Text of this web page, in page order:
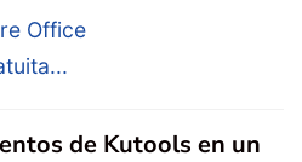
Office
de Kutools en un